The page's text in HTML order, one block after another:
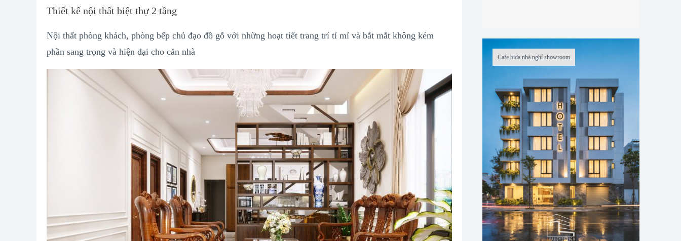
Thiết kế nội thất biệt thự 2 tầng
Nội thất phòng khách, phòng bếp chủ đạo đồ gỗ với những hoạt tiết trang trí tỉ mỉ và bắt mắt không kém
phần sang trọng và hiện đại cho căn nhà
Cafe bida nhà nghỉ showroom